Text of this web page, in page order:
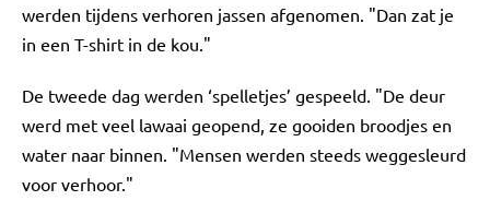
werden tijdens verhoren jassen afgenomen. "Dan zat je
in een T-shirt in de kou."
De tweede dag werden ‘spelletjes’ gespeeld. "De deur
werd met veel lawaai geopend, ze gooiden broodjes en
water naar binnen. "Mensen werden steeds weggesleurd
voor verhoor."